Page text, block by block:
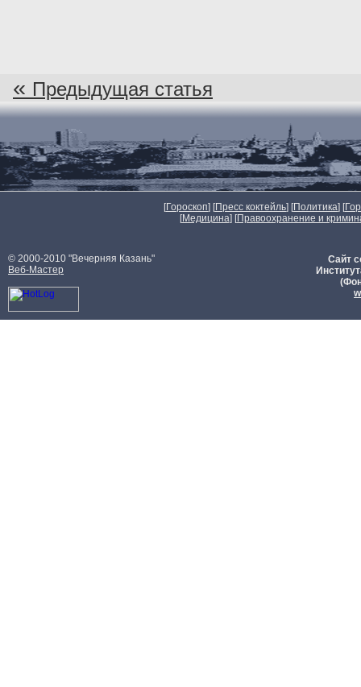
« Предыдущая статья
[Гороскоп] [Пресс коктейль] [Политика] [
[Медицина] [Правоохранение и
© 2000-2010 "Вечерняя Казань"
Веб-Мастер
Сайт